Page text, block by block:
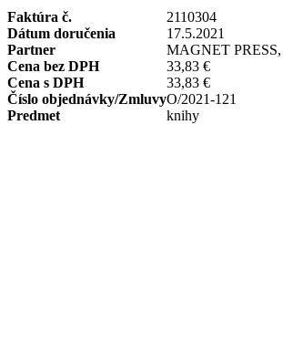
Faktúra č.
2110304
Dátum doručenia
17.5.2021
Partner
MAGNET
Cena bez DPH
33,83 €
Cena s DPH
33,83 €
Číslo objednávky/ZmluvyO/2021-121
Predmet
knihy